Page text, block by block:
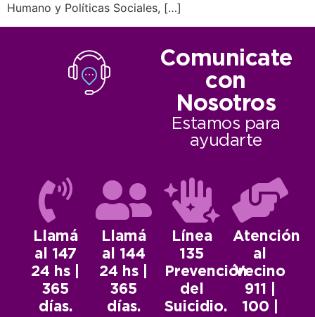
Humano y Políticas Sociales, […]
Comunicate
con
Nosotros
Estamos para
ayudarte
Llamá
al 147
24 hs |
365
días.
Llamá
al 144
24 hs |
365
días.
Línea
135
Prevención
del
Suicidio.
Atención
al
Vecino
911 |
100 |